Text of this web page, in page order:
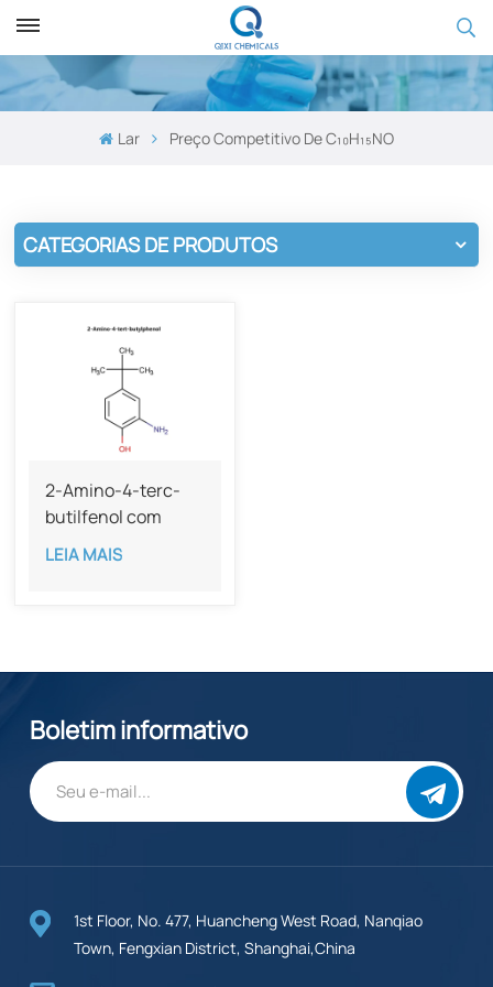
Lar Preço Competitivo De C₁₀H₁₅NO
CATEGORIAS DE PRODUTOS
2-Amino-4-terc-
butilfenol com
pureza de 99% CAS
1199-46-8
LEIA MAIS
Boletim informativo
1st Floor, No. 477, Huancheng West Road, Nanqiao
Town, Fengxian District, Shanghai,China